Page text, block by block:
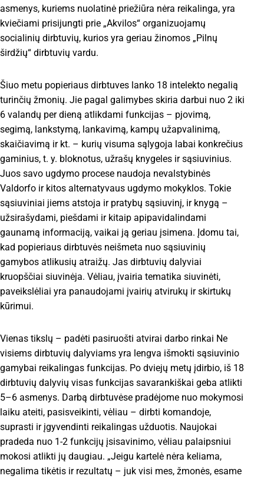
asmenys, kuriems nuolatinė priežiūra nėra reikalinga, yra
kviečiami prisijungti prie „Akvilos“ organizuojamų
socialinių dirbtuvių, kurios yra geriau žinomos „Pilnų
širdžių“ dirbtuvių vardu.
Šiuo metu popieriaus dirbtuves lanko 18 intelekto negalią
turinčių žmonių. Jie pagal galimybes skiria darbui nuo 2 iki
6 valandų per dieną atlikdami funkcijas – pjovimą,
segimą, lankstymą, lankavimą, kampų užapvalinimą,
skaičiavimą ir kt. – kurių visuma sąlygoja labai konkrečius
gaminius, t. y. bloknotus, užrašų knygeles ir sąsiuvinius.
Juos savo ugdymo procese naudoja nevalstybinės
Valdorfo ir kitos alternatyvaus ugdymo mokyklos. Tokie
sąsiuviniai jiems atstoja ir pratybų sąsiuvinį, ir knygą –
užsirašydami, piešdami ir kitaip apipavidalindami
gaunamą informaciją, vaikai ją geriau įsimena. Įdomu tai,
kad popieriaus dirbtuvės neišmeta nuo sąsiuvinių
gamybos atlikusių atraižų. Jas dirbtuvių dalyviai
kruopščiai siuvinėja. Vėliau, įvairia tematika siuvinėti,
paveikslėliai yra panaudojami įvairių atvirukų ir skirtukų
kūrimui.
Vienas tikslų – padėti pasiruošti atvirai darbo rinkai Ne
visiems dirbtuvių dalyviams yra lengva išmokti sąsiuvinio
gamybai reikalingas funkcijas. Po dviejų metų įdirbio, iš 18
dirbtuvių dalyvių visas funkcijas savarankiškai geba atlikti
5–6 asmenys. Darbą dirbtuvėse pradėjome nuo mokymosi
laiku ateiti, pasisveikinti, vėliau – dirbti komandoje,
suprasti ir įgyvendinti reikalingas užduotis. Naujokai
pradeda nuo 1-2 funkcijų įsisavinimo, vėliau palaipsniui
mokosi atlikti jų daugiau. „Jeigu kartelė nėra keliama,
negalima tikėtis ir rezultatų – juk visi mes, žmonės, esame